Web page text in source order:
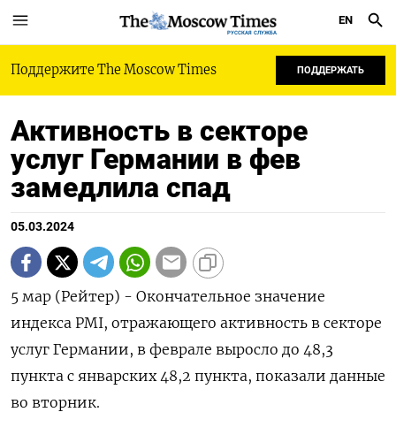
РУССКАЯ СЛУЖБА
EN
Поддержите The Moscow Times ПОДДЕРЖАТЬ
Активность в секторе
услуг Германии в фев
замедлила спад
05.03.2024
5 мар (Рейтер) - Окончательное значение
индекса PMI, отражающего активность в секторе
услуг Германии, в феврале выросло до 48,3
пункта с январских 48,2 пункта, показали данные
во вторник.